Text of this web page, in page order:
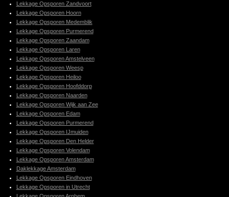
Lekkage Opsporen Zandvoort
Lekkage Opsporen Hoorn
Lekkage Opsporen Medemblik
Lekkage Opsporen Purmerend
Lekkage Opsporen Zaandam
Lekkage Opsporen Laren
Lekkage Opsporen Amstelveen
Lekkage Opsporen Weesp
Lekkage Opsporen Heiloo
Lekkage Opsporen Hoofddorp
Lekkage Opsporen Naarden
Lekkage Opsporen Wijk aan Zee
Lekkage Opsporen Edam
Lekkage Opsporen Purmerend
Lekkage Opsporen IJmuiden
Lekkage Opsporen Den Helder
Lekkage Opsporen Volendam
Lekkage Opsporen Amsterdam
Daklekkage Amsterdam
Lekkage Opsporen Eindhoven
Lekkage Opsporen in Utrecht